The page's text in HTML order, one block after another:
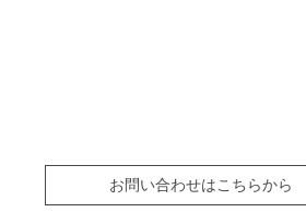
お問い合わせはこちらから